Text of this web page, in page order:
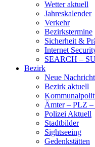
Wetter aktuell
Jahreskalender
Verkehr
Bezirkstermine
Sicherheit &
Internet
SEARCH –
Bezirk
Neue
Bezirk aktuell
Ämter – PLZ –
Polizei Aktuell
Stadtbilder
Sightseeing
Gedenkstätten